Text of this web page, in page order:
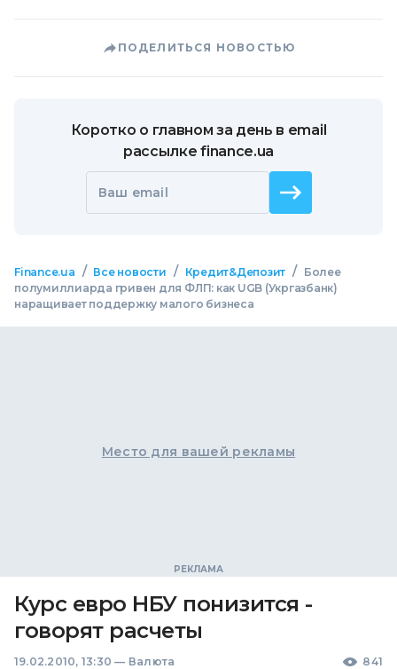
ПОДЕЛИТЬСЯ НОВОСТЬЮ
Коротко о главном за день в email
рассылке finance.ua
Ваш email
Finance.ua / Все новости / Кредит&Депозит /
Более
полумиллиарда гривен для ФЛП: как UGB (Укргазбанк)
наращивает поддержку малого бизнеса
Место для вашей рекламы
Курс евро НБУ понизится -
говорят расчеты
19.02.2010, 13:30 — Валюта 841